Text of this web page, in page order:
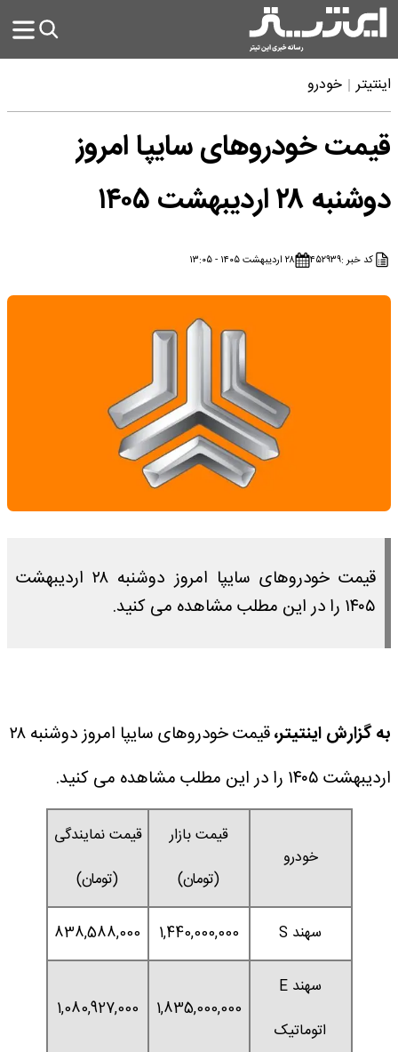
اینتیتر خودرو
قیمت خودروهای سایپا امروز
دوشنبه ۲۸ اردیبهشت ۱۴۰۵
کد خبر :۴۵۲۹۳۹ ۲۸ اردیبهشت ۱۴۰۵ - ۱۳:۰۵
قیمت خودروهای سایپا امروز دوشنبه ۲۸ اردیبهشت
۱۴۰۵ را در این مطلب مشاهده می کنید.
به گزارش اینتیتر،
قیمت خودروهای سایپا امروز دوشنبه ۲۸
اردیبهشت ۱۴۰۵ را در این مطلب مشاهده می کنید.
خودرو
قیمت بازار
(تومان)
قیمت نمایندگی
(تومان)
سهند S 1,440,000,000
838,588,000
سهند E
اتوماتیک
1,835,000,000
1,080,927,000